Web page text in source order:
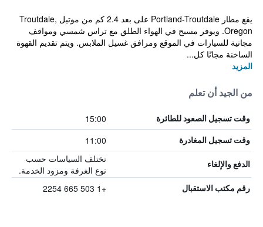
يقع مطار Portland-Troutdale على بعد 2.4 كم من موتيل Troutdale,
Oregon. ويوفر مسبح في الهواء الطلق مع تراس شمسي ومواقف
مجانية للسيارات في الموقع ومرافق غسيل الملابس. ويتم تقديم القهوة
الساخنة مجانًا كل...
المزيد
من الجيد أن تعلم
وقت تسجيل الصعود للطائرة 15:00
وقت تسجيل المغادرة 11:00
الدفع والإلغاء
تختلف السياسات حسب
نوع الغرفة ومزود الخدمة.
رقم مكتب الاستقبال +1 503 665 2254